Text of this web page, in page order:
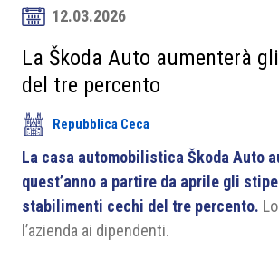
Sviluppo Mercato
Soci
Partner
Progetti
Area riservata
12.03.2026
La Škoda Auto aumenterà
del tre percento
Repubblica Ceca
La casa automobilistica Škoda Auto
quest’anno a partire da aprile gli
stabilimenti cechi del tre percento.
l’azienda ai dipendenti.